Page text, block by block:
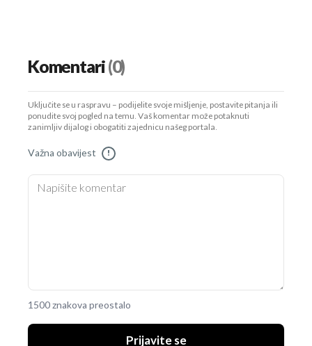
Komentari(0)
Uključite se u raspravu – podijelite svoje mišljenje, postavite pitanja ili
ponudite svoj pogled na temu. Vaš komentar može potaknuti
zanimljiv dijalog i obogatiti zajednicu našeg portala.
Važna obavijest !
1500 znakova preostalo
Prijavite se